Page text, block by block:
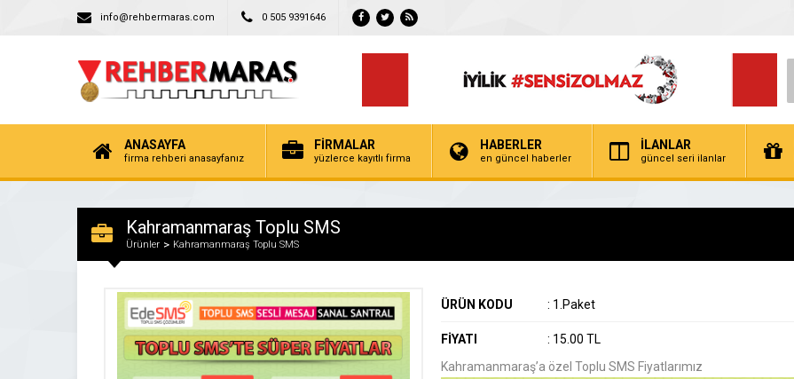
info@rehbermaras.com 0 505 9391646
ANASAYFA
firma rehberi anasayfanız
FİRMALAR
yüzlerce kayıtlı firma
HABERLER
en güncel haberler
İLANLAR
güncel seri ilanlar
Kahramanmaraş Toplu SMS
Ürünler Kahramanmaraş Toplu SMS
ÜRÜN KODU : 1.Paket
FİYATI : 15.00 TL
Kahramanmaraş’a özel Toplu SMS Fiyatlarımız